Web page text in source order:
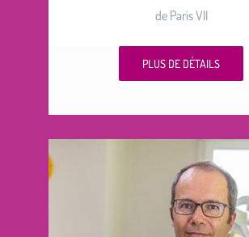
de Paris VII
PLUS DE DÉTAILS